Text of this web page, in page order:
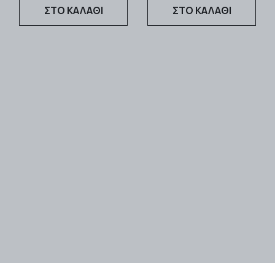
ΣΤΟ ΚΑΛΑΘΙ ΣΤΟ ΚΑΛΑΘΙ